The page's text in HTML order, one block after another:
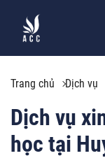
Trang chủ Dịch vụ
Dịch vụ
học tại